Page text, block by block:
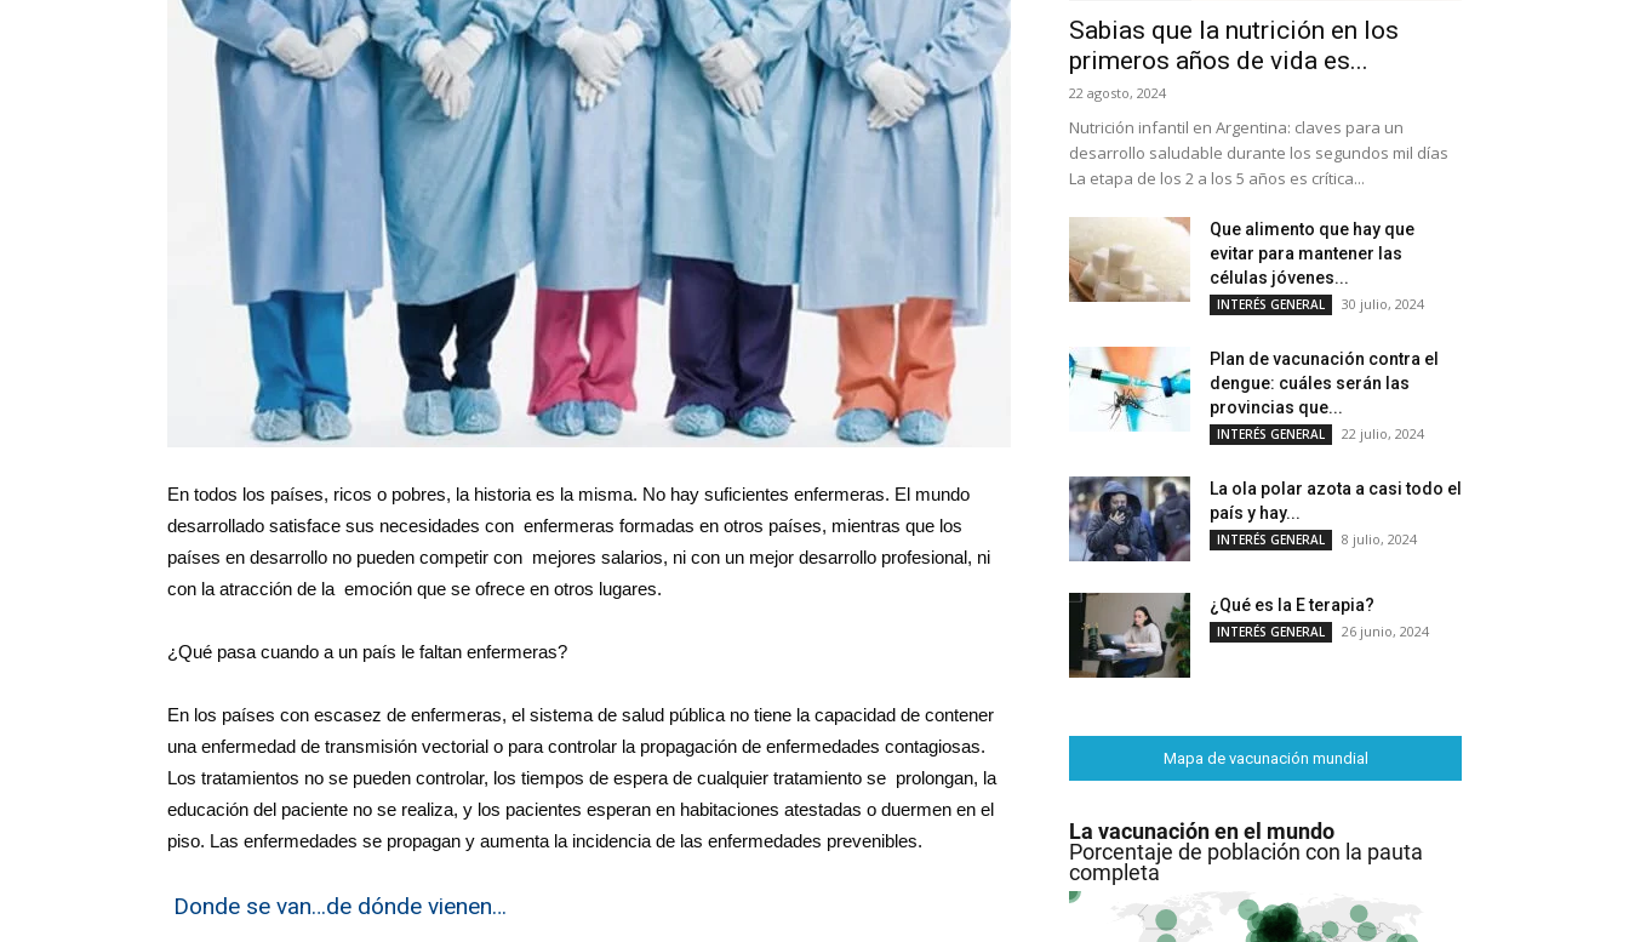
Salud
En todos los países, ricos o pobres, la historia es la misma. No hay suficientes enfermeras. El mundo
desarrollado satisface sus necesidades con enfermeras formadas en otros países, mientras que los
países en desarrollo no pueden competir con mejores salarios, ni con un mejor desarrollo profesional, ni
con la atracción de la emoción que se ofrece en otros lugares.
¿Qué pasa cuando a un país le faltan enfermeras?
En los países con escasez de enfermeras, el sistema de salud pública no tiene la capacidad de contener
una enfermedad de transmisión vectorial o para controlar la propagación de enfermedades contagiosas.
Los tratamientos no se pueden controlar, los tiempos de espera de cualquier tratamiento se prolongan, la
educación del paciente no se realiza, y los pacientes esperan en habitaciones atestadas o duermen en el
piso. Las enfermedades se propagan y aumenta la incidencia de las enfermedades prevenibles.
Donde se van…de dónde vienen…
Sabias que la nutrición en los
primeros años de vida es...
22 agosto, 2024
Nutrición infantil en Argentina: claves para un
desarrollo saludable durante los segundos mil días
La etapa de los 2 a los 5 años es crítica...
Que alimento que hay que
evitar para mantener las
células jóvenes...
INTERÉS GENERAL 30 julio, 2024
Plan de vacunación contra el
dengue: cuáles serán las
provincias que...
INTERÉS GENERAL 22 julio, 2024
La ola polar azota a casi todo el
país y hay...
INTERÉS GENERAL 8 julio, 2024
¿Qué es la E terapia?
INTERÉS GENERAL 26 junio, 2024
Mapa de vacunación mundial